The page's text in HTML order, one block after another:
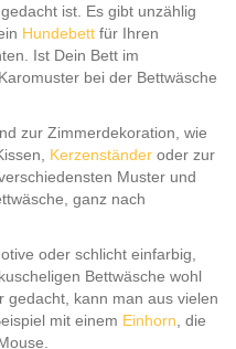
gedacht ist. Es gibt unzählig
Hundebett für Ihren
Ist Dein Bett im
bei der Bettwäsche
zur Zimmerdekoration, wie
Kerzenständer oder zur
Muster und
ganz nach
oder schlicht einfarbig,
Bettwäsche wohl
gedacht, kann man aus vielen
mit einem Einhorn , die